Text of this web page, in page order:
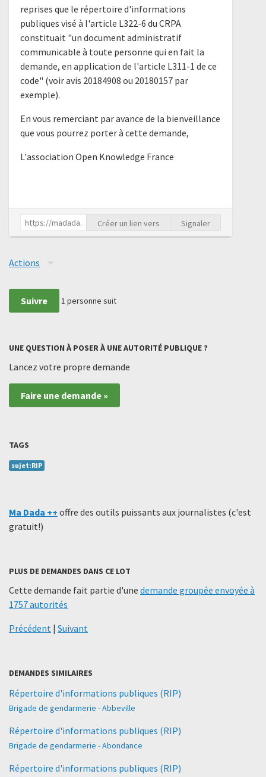
reprises que le répertoire d'informations
publiques visé à l'article L322-6 du CRPA
constituait "un document administratif
communicable à toute personne qui en fait la
demande, en application de l'article L311-1 de ce
code" (voir avis 20184908 ou 20180157 par
exemple).
En vous remerciant par avance de la bienveillance
que vous pourrez porter à cette demande,
L'association Open Knowledge France
Créer un lien vers Signaler
Actions
Suivre 1 personne suit
UNE QUESTION À POSER À UNE AUTORITÉ PUBLIQUE ?
Lancez votre propre demande
Faire une demande »
TAGS
sujet:RIP
Ma Dada ++ offre des outils puissants aux journalistes (c'est
gratuit!)
PLUS DE DEMANDES DANS CE LOT
Cette demande fait partie d'une demande groupée envoyée à
1757 autorités
Précédent | Suivant
DEMANDES SIMILAIRES
Répertoire d'informations publiques (RIP)
Brigade de gendarmerie - Abbeville
Répertoire d'informations publiques (RIP)
Brigade de gendarmerie - Abondance
Répertoire d'informations publiques (RIP)